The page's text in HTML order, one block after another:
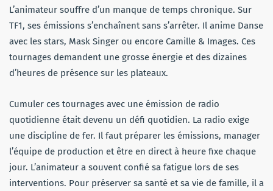
L’animateur souffre d’un manque de temps chronique. Sur
TF1, ses émissions s’enchaînent sans s’arrêter. Il anime Danse
avec les stars, Mask Singer ou encore Camille & Images. Ces
tournages demandent une grosse énergie et des dizaines
d’heures de présence sur les plateaux.
Cumuler ces tournages avec une émission de radio
quotidienne était devenu un défi quotidien. La radio exige
une discipline de fer. Il faut préparer les émissions, manager
l’équipe de production et être en direct à heure fixe chaque
jour. L’animateur a souvent confié sa fatigue lors de ses
interventions. Pour préserver sa santé et sa vie de famille, il a